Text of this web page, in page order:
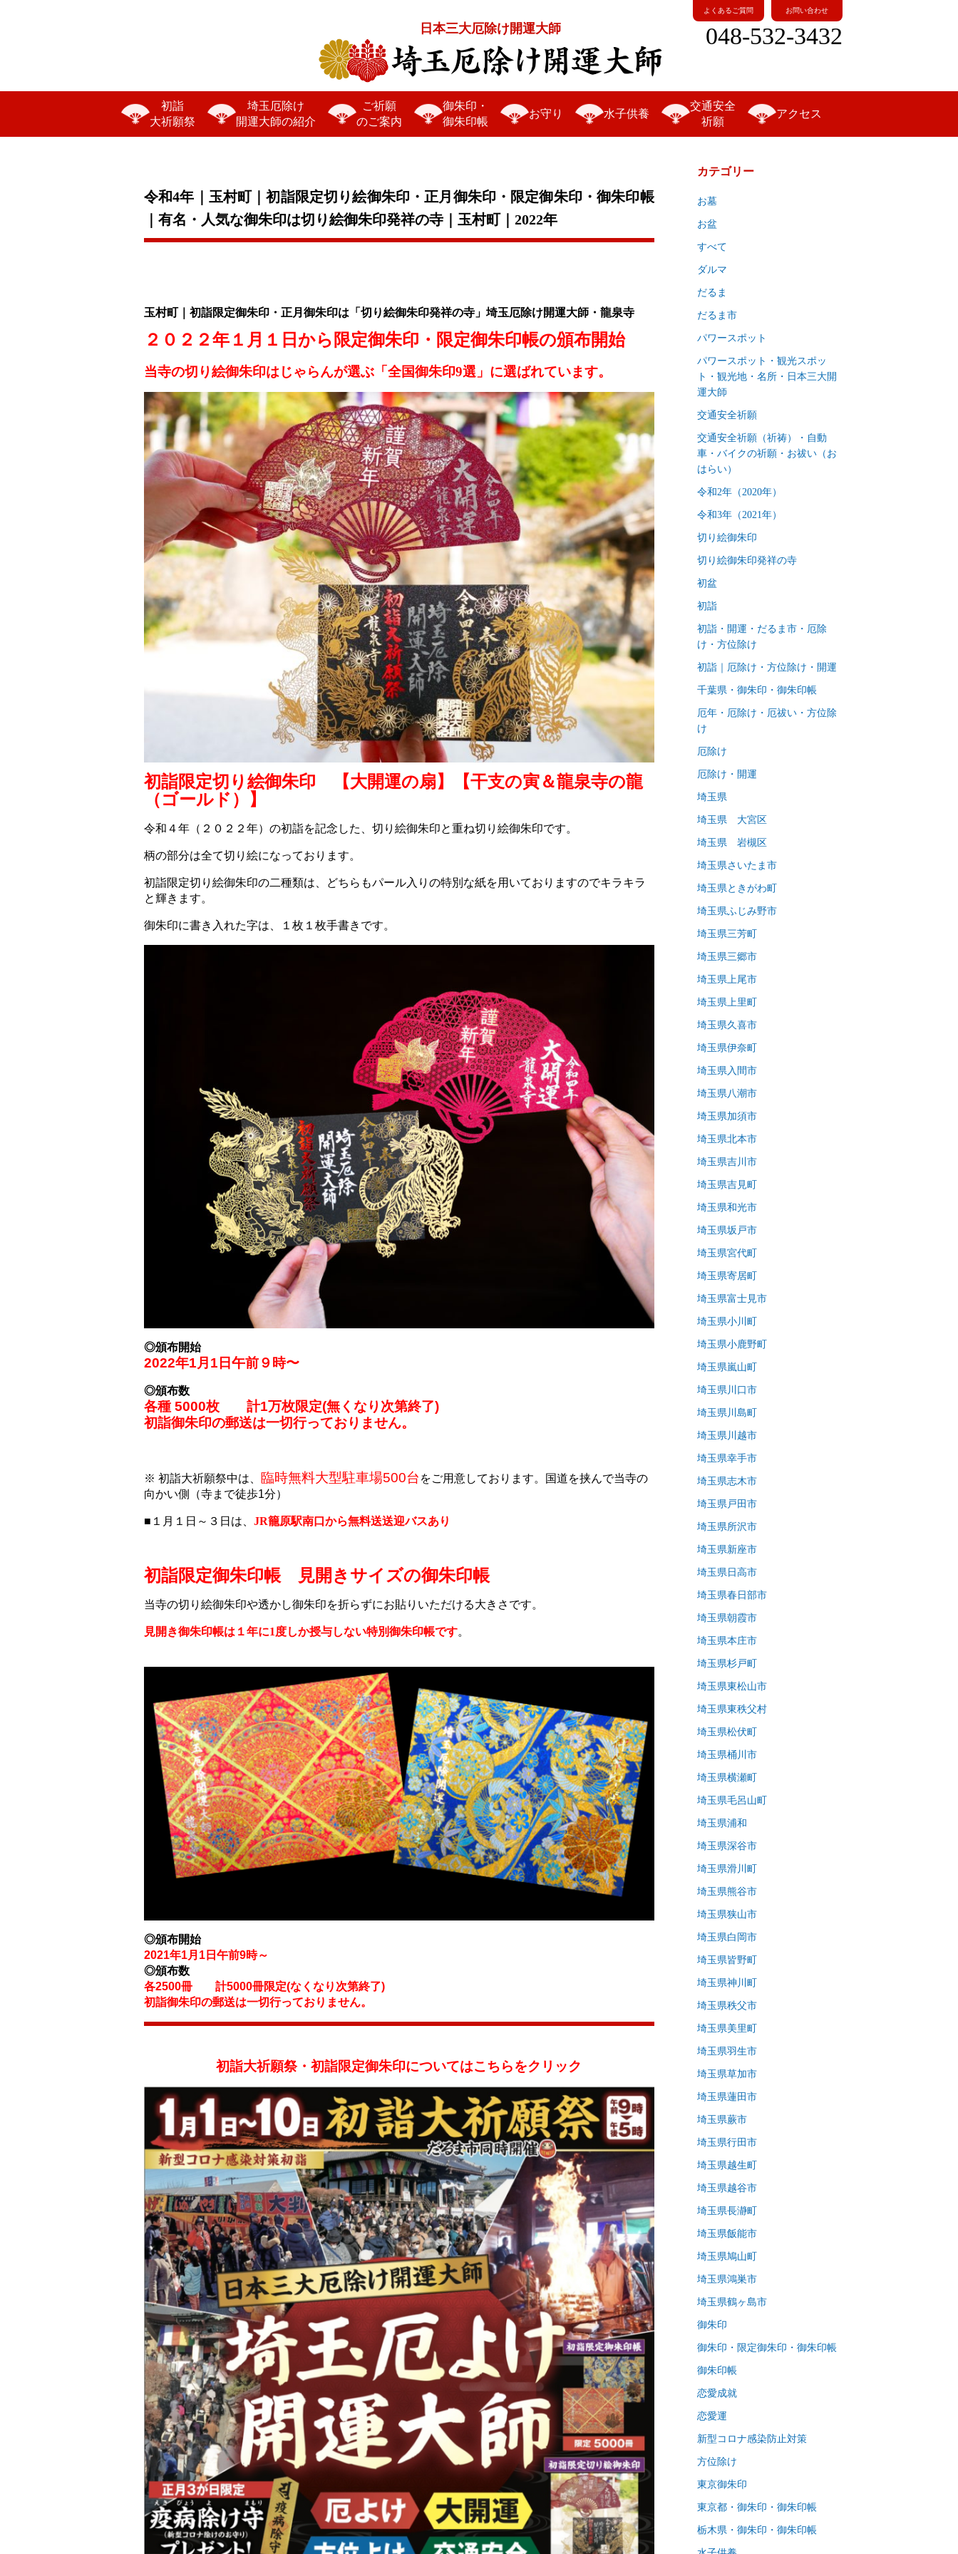
日本三大厄除け開運大師
よくあるご質問 お問い合わせ
048-532-3432
初詣
大祈願祭
埼玉厄除け
開運大師の紹介
ご祈願
のご案内
御朱印・
御朱印帳
お守り 水子供養
交通安全
祈願
アクセス
令和4年｜玉村町｜初詣限定切り絵御朱印・正月御朱印・限定御朱印・御朱印帳
｜有名・人気な御朱印は切り絵御朱印発祥の寺｜玉村町｜2022年
玉村町｜初詣限定御朱印・正月御朱印は「切り絵御朱印発祥の寺」埼玉厄除け開運大師・龍泉寺
２０２２年１月１日から限定御朱印・限定御朱印帳の頒布開始
当寺の切り絵御朱印はじゃらんが選ぶ「全国御朱印9選」に選ばれています。
初詣限定切り絵御朱印
【大開運の扇】【干支の寅＆龍泉寺の龍
（ゴールド）】
令和４年（２０２２年）の初詣を記念した、切り絵御朱印と重ね切り絵御朱印です。
柄の部分は全て切り絵になっております。
初詣限定切り絵御朱印の二種類は、どちらもパール入りの特別な紙を用いておりますのでキラキラ
と輝きます。
御朱印に書き入れた字は、１枚１枚手書きです。
◎頒布開始
2022年1月1日午前９時〜
◎頒布数
各種 5000枚 計1万枚限定(無くなり次第終了)
初詣御朱印の郵送は一切行っておりません。
※ 初詣大祈願祭中は、 臨時無料大型駐車場500台 をご用意しております。国道を挟んで当寺の
向かい側（寺まで徒歩1分）
■１月１日～３日は、 JR籠原駅南口から無料送送迎バスあり
初詣限定御朱印帳 見開きサイズの御朱印帳
当寺の切り絵御朱印や透かし御朱印を折らずにお貼りいただける大きさです。
見開き御朱印帳は１年に1度しか授与しない特別御朱印帳です。
◎頒布開始
2021年1月1日午前9時～
◎頒布数
各2500冊 計5000冊限定(なくなり次第終了)
初詣御朱印の郵送は一切行っておりません。
初詣大祈願祭・初詣限定御朱印についてはこちらをクリック
カテゴリー
お墓
お盆
すべて
ダルマ
だるま
だるま市
パワースポット
パワースポット・観光スポッ
ト・観光地・名所・日本三大開
運大師
交通安全祈願
交通安全祈願（祈祷）・自動
車・バイクの祈願・お祓い（お
はらい）
令和2年（2020年）
令和3年（2021年）
切り絵御朱印
切り絵御朱印発祥の寺
初盆
初詣
初詣・開運・だるま市・厄除
け・方位除け
初詣｜厄除け・方位除け・開運
千葉県・御朱印・御朱印帳
厄年・厄除け・厄祓い・方位除
け
厄除け
厄除け・開運
埼玉県
埼玉県 大宮区
埼玉県 岩槻区
埼玉県さいたま市
埼玉県ときがわ町
埼玉県ふじみ野市
埼玉県三芳町
埼玉県三郷市
埼玉県上尾市
埼玉県上里町
埼玉県久喜市
埼玉県伊奈町
埼玉県入間市
埼玉県八潮市
埼玉県加須市
埼玉県北本市
埼玉県吉川市
埼玉県吉見町
埼玉県和光市
埼玉県坂戸市
埼玉県宮代町
埼玉県寄居町
埼玉県富士見市
埼玉県小川町
埼玉県小鹿野町
埼玉県嵐山町
埼玉県川口市
埼玉県川島町
埼玉県川越市
埼玉県幸手市
埼玉県志木市
埼玉県戸田市
埼玉県所沢市
埼玉県新座市
埼玉県日高市
埼玉県春日部市
埼玉県朝霞市
埼玉県本庄市
埼玉県杉戸町
埼玉県東松山市
埼玉県東秩父村
埼玉県松伏町
埼玉県桶川市
埼玉県横瀬町
埼玉県毛呂山町
埼玉県浦和
埼玉県深谷市
埼玉県滑川町
埼玉県熊谷市
埼玉県狭山市
埼玉県白岡市
埼玉県皆野町
埼玉県神川町
埼玉県秩父市
埼玉県美里町
埼玉県羽生市
埼玉県草加市
埼玉県蓮田市
埼玉県蕨市
埼玉県行田市
埼玉県越生町
埼玉県越谷市
埼玉県長瀞町
埼玉県飯能市
埼玉県鳩山町
埼玉県鴻巣市
埼玉県鶴ヶ島市
御朱印
御朱印・限定御朱印・御朱印帳
御朱印帳
恋愛成就
恋愛運
新型コロナ感染防止対策
方位除け
東京御朱印
東京都・御朱印・御朱印帳
栃木県・御朱印・御朱印帳